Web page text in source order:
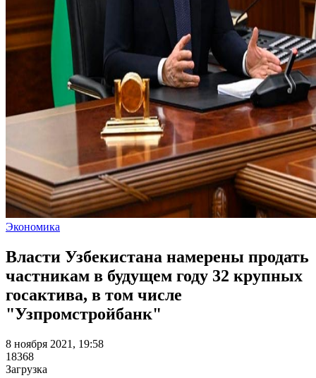
Экономика
Власти Узбекистана намерены продать
частникам в будущем году 32 крупных
госактива, в том числе
"Узпромстройбанк"
8 ноября 2021, 19:58
18368
Загрузка